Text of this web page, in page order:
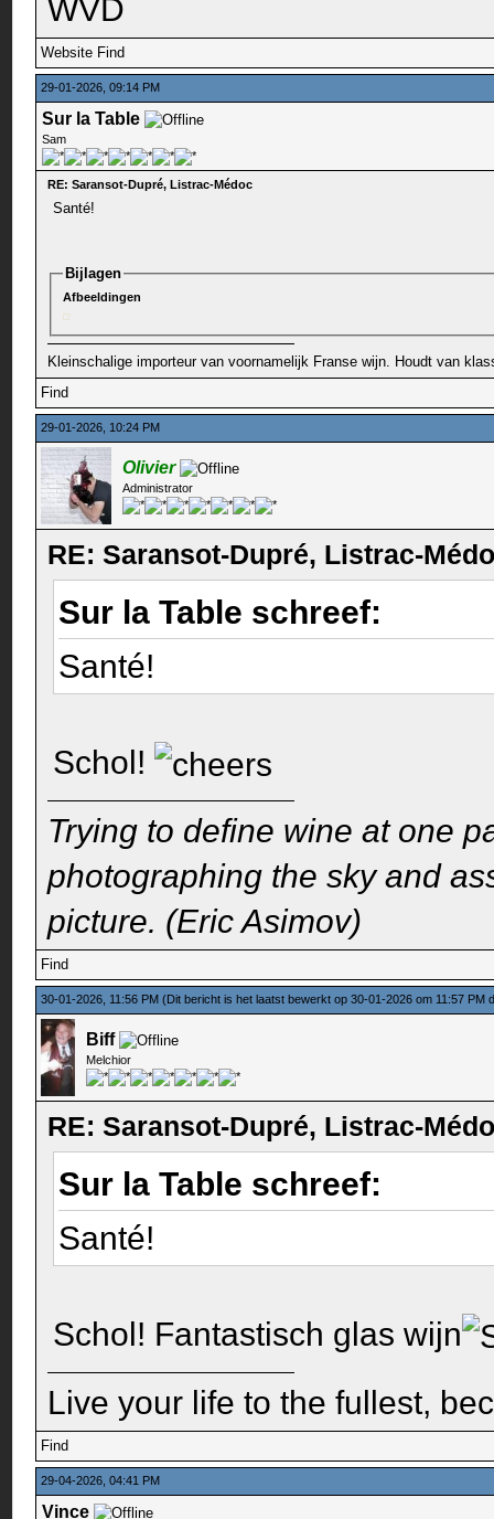
WVD
Website Find
29-01-2026, 09:14 PM
Sur la Table
Sam
RE: Saransot-Dupré, Listrac-Médoc
Santé!
Bijlagen
Afbeeldingen
Kleinschalige importeur van voornamelijk Franse wijn. Houdt van
Find
29-01-2026, 10:24 PM
Olivier
Administrator
RE: Saransot-Dupré, Listrac-
Sur la Table schreef:
Santé!
Schol!
Trying to define wine at one
photographing the sky and
picture. (Eric Asimov)
Find
30-01-2026, 11:56 PM(Dit bericht is het laatst bewerkt op 30-01-2026 om 11:57 PM
Biff
Melchior
RE: Saransot-Dupré, Listrac-
Sur la Table schreef:
Santé!
Schol! Fantastisch glas wijn
Live your life to the fullest,
Find
29-04-2026, 04:41 PM
Vince